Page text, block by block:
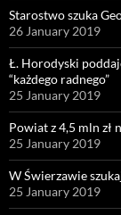
Starostwo szuka
26 January 2019
Ł. Horodyski
“każdego radnego”
25 January 2019
Powiat z 4,5 mln zł
25 January 2019
W Świerzawie
25 January 2019